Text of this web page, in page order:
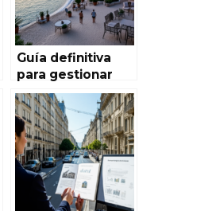
Guía definitiva
para gestionar
conflictos en
contratos de
alquiler en
España: consejos
y estrategias
efectivas